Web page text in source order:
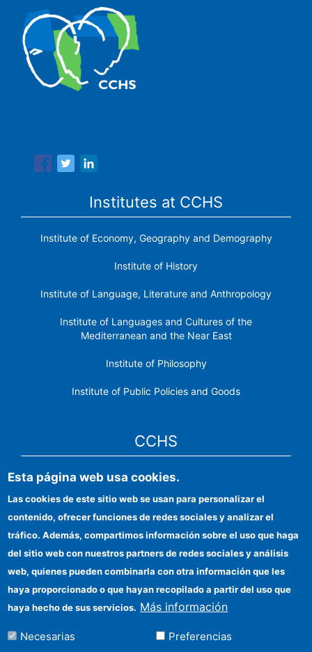
Institutes at CCHS
Institute of Economy, Geography and Demography
Institute of History
Institute of Language, Literature and Anthropology
Institute of Languages ​​and Cultures of the
Mediterranean and the Near East
Institute of Philosophy
Institute of Public Policies and Goods
CCHS
CSIC Electronic Office
Institutional identity
Information for providers
FEDER funds
Funding entities
Contact
Location
Esta página web usa cookies.
Las cookies de este sitio web se usan para personalizar el
contenido, ofrecer funciones de redes sociales y analizar el
tráfico. Además, compartimos información sobre el uso que haga
del sitio web con nuestros partners de redes sociales y análisis
web, quienes pueden combinarla con otra información que les
haya proporcionado o que hayan recopilado a partir del uso que
haya hecho de sus servicios. Más información
Necesarias Preferencias